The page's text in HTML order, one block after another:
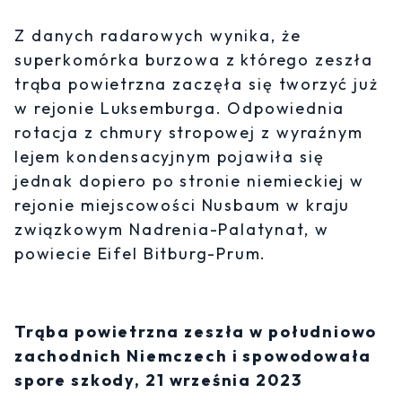
Z danych radarowych wynika, że
superkomórka burzowa z którego zeszła
trąba powietrzna zaczęła się tworzyć już
w rejonie Luksemburga. Odpowiednia
rotacja z chmury stropowej z wyraźnym
lejem kondensacyjnym pojawiła się
jednak dopiero po stronie niemieckiej w
rejonie miejscowości Nusbaum w kraju
związkowym Nadrenia-Palatynat, w
powiecie Eifel Bitburg-Prum.
Trąba powietrzna zeszła w południowo
zachodnich Niemczech i spowodowała
spore szkody, 21 września 2023